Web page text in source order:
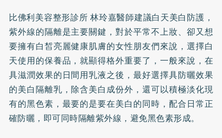
比佛利美容整形診所 林玲嘉醫師建議白天美白防護，
紫外線的隔離是主要關鍵，對於平常不上妝、卻又想
要擁有白皙亮麗健康肌膚的女性朋友們來說，選擇白
天使用的保養品，就顯得格外重要了，一般來說，在
具滋潤效果的日間用乳液之後，最好選擇具防曬效果
的美白隔離乳，除含美白成份外，還可以積極淡化現
有的黑色素，最要的是要在美白的同時，配合日常正
確防曬，即可同時隔離紫外線，避免黑色素形成。